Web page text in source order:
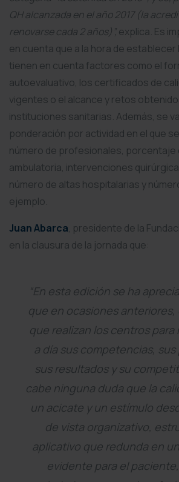
QH alcanzada en el año 2017 (la
renovarse cada 2 años)”,explica. Es
en cuenta que a la hora de
tienen en cuenta factores como el
autoevaluativo, los certificados de
vigentes o el alcance y retos
instituciones sanitarias. Además, se
ponderación por actividad en el que
número de profesionales, porcentaje
ambulatoria, intervenciones
número de altas hospitalarias y
ejemplo.
Juan Abarca, presidente de la
en la clausura de la jornada que:
“En esta edición se ha
que en ocasiones anteriores,
que realizan los centros para
a día sus competencias, sus
sus resultados y su
cabe ninguna duda que la
un acicate y un estímulo
de vista organizativo,
aplicativo que redunda en
evidente para el